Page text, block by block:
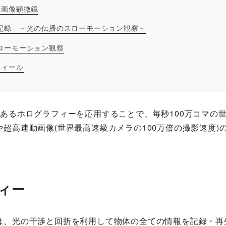
像顕微鏡
録 －光の伝播のスローモーション観察－
ーモーション観察
ール
ホログラフィーを応用することで、毎秒100万コマの
超高速動画像(世界最高速級カメラの100万倍の撮影速度)
ー
光の干渉と回折を利用して物体の全ての情報を記録・再